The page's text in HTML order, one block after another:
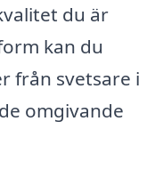
du är
kan du
från svetsare i
omgivande